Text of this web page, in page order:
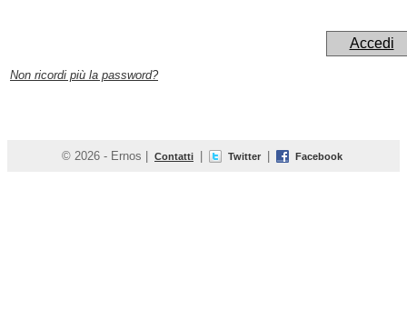
Non ricordi più la password?
© 2026 - Ernos | Contatti | Twitter | Facebook